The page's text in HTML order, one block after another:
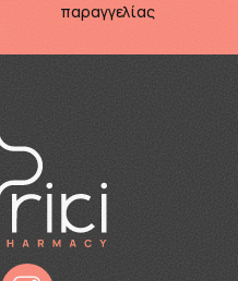
παραγγελίας